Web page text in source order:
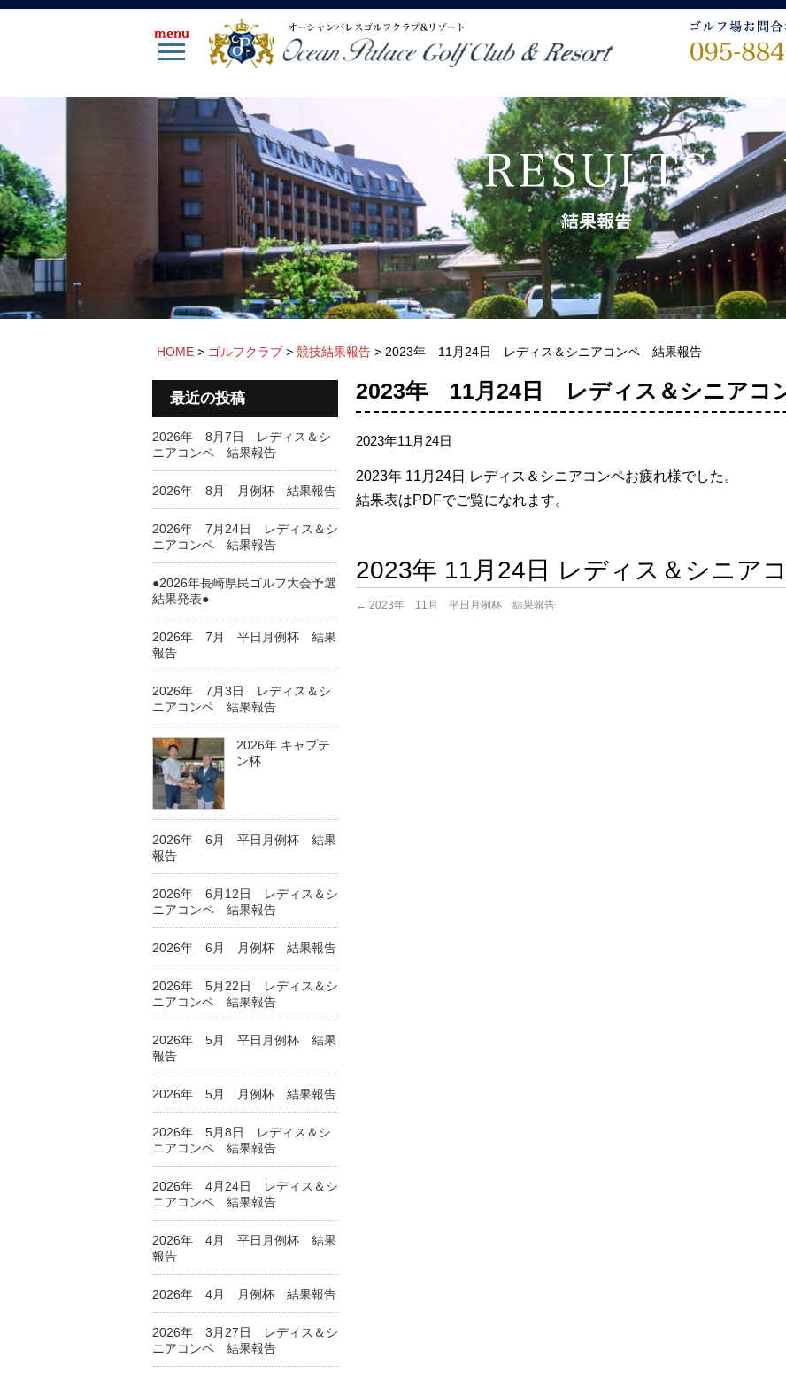
HOME > ゴルフクラブ > 競技結果報告 > 2023年 11月24日 レディス＆シニアコンペ 結果報告
2023年 11月24日 レディス＆シニアコ
2023年11月24日
2023年 11 月24日 レディス＆シニアコンペお疲れ様でした。
結果表はPDFでご覧になれます。
2023年 11月24日 レディス＆シニ
← 2023年 11月 平日月例杯 結果報告
最近の投稿
2026年 8月7日 レディス＆シ
ニアコンペ 結果報告
2026年 8月 月例杯 結果報告
2026年 7月24日 レディス＆シ
ニアコンペ 結果報告
●2026年長崎県民ゴルフ大会予選
結果発表●
2026年 7月 平日月例杯 結果
報告
2026年 7月3日 レディス＆シ
ニアコンペ 結果報告
2026年 キャプテ
ン杯
2026年 6月 平日月例杯 結果
報告
2026年 6月12日 レディス＆シ
ニアコンペ 結果報告
2026年 6月 月例杯 結果報告
2026年 5月22日 レディス＆シ
ニアコンペ 結果報告
2026年 5月 平日月例杯 結果
報告
2026年 5月 月例杯 結果報告
2026年 5月8日 レディス＆シ
ニアコンペ 結果報告
2026年 4月24日 レディス＆シ
ニアコンペ 結果報告
2026年 4月 平日月例杯 結果
報告
2026年 4月 月例杯 結果報告
2026年 3月27日 レディス＆シ
ニアコンペ 結果報告